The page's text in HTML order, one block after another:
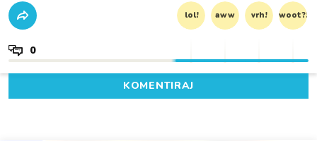
lol! aww vrh! woot?!
0
KOMENTIRAJ